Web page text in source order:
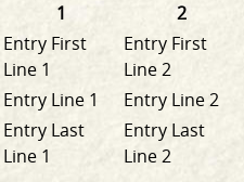
1
2
Entry First
Line 1
Entry First
Line 2
Entry Line 1
Entry Line 2
Entry Last
Line 1
Entry Last
Line 2